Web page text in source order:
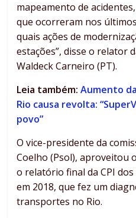
mapeamento de
que ocorreram nos
quais ações de
estações”, disse o relator
Waldeck Carneiro (PT).
Leia também: Aumento
Rio causa revolta:
povo”
O vice-presidente da
Coelho (Psol), aproveitou
o relatório final da CPI
em 2018, que fez um
transportes no Rio.